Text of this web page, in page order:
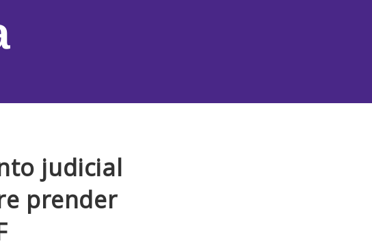
judicial
prender